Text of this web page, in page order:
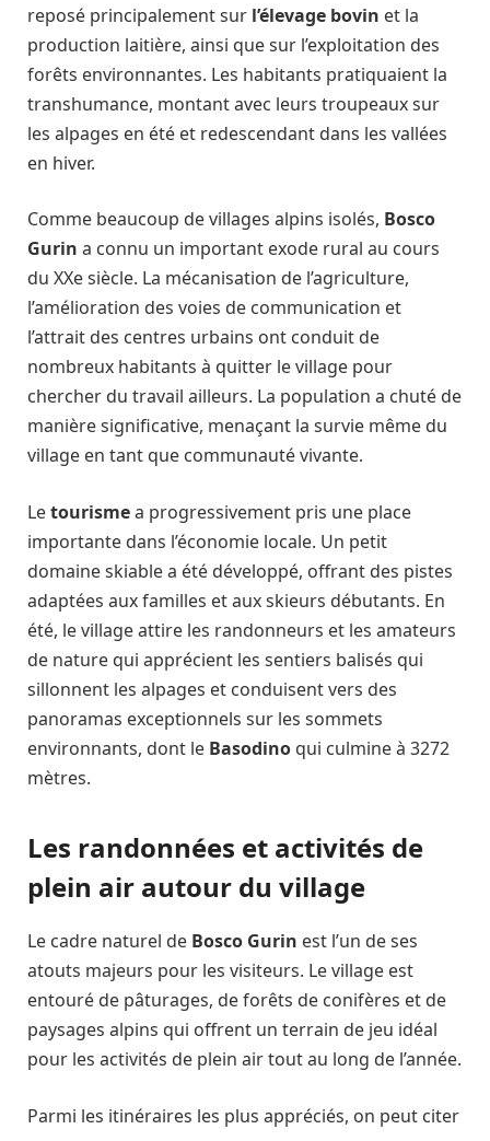
reposé principalement sur l’élevage bovin et la
production laitière, ainsi que sur l’exploitation des
forêts environnantes. Les habitants pratiquaient la
transhumance, montant avec leurs troupeaux sur
les alpages en été et redescendant dans les vallées
en hiver.
Comme beaucoup de villages alpins isolés, Bosco
Gurin a connu un important exode rural au cours
du XXe siècle. La mécanisation de l’agriculture,
l’amélioration des voies de communication et
l’attrait des centres urbains ont conduit de
nombreux habitants à quitter le village pour
chercher du travail ailleurs. La population a chuté de
manière significative, menaçant la survie même du
village en tant que communauté vivante.
Letourismea progressivement pris une place
importante dans l’économie locale. Un petit
domaine skiable a été développé, offrant des pistes
adaptées aux familles et aux skieurs débutants. En
été, le village attire les randonneurs et les amateurs
de nature qui apprécient les sentiers balisés qui
sillonnent les alpages et conduisent vers des
panoramas exceptionnels sur les sommets
environnants, dont le Basodino qui culmine à 3272
mètres.
Les randonnées et activités de
plein air autour du village
Le cadre naturel de Bosco Gurin est l’un de ses
atouts majeurs pour les visiteurs. Le village est
entouré de pâturages, de forêts de conifères et de
paysages alpins qui offrent un terrain de jeu idéal
pour les activités de plein air tout au long de l’année.
Parmi les itinéraires les plus appréciés, on peut citer